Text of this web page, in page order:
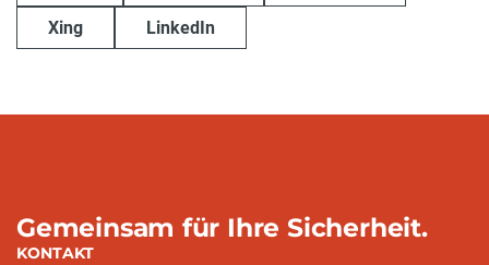
Xing LinkedIn
Gemeinsam für Ihre Sicherheit.
KONTAKT